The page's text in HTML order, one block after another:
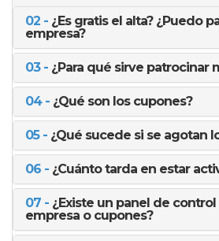
02 - ¿Es gratis el alta? ¿Puedo
empresa?
03 - ¿Para qué sirve patrocinar
04 - ¿Qué son los cupones?
05 - ¿Qué sucede si se agotan
06 - ¿Cuánto tarda en estar
07 - ¿Existe un panel de
empresa o cupones?